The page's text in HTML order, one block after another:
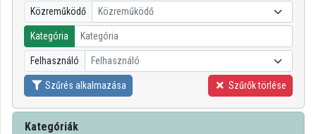
Közreműködők
Megjelenés:világos
Közreműködő Közreműködő
Kategória
Felhasználó Felhasználó
Szűrés alkalmazása Szűrők törlése
Kategóriák